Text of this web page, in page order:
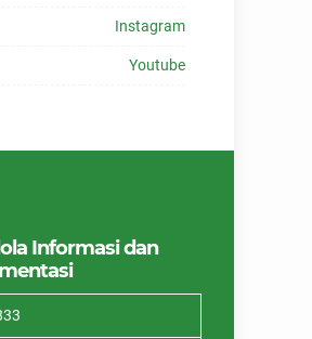
Instagram
Youtube
Informasi dan